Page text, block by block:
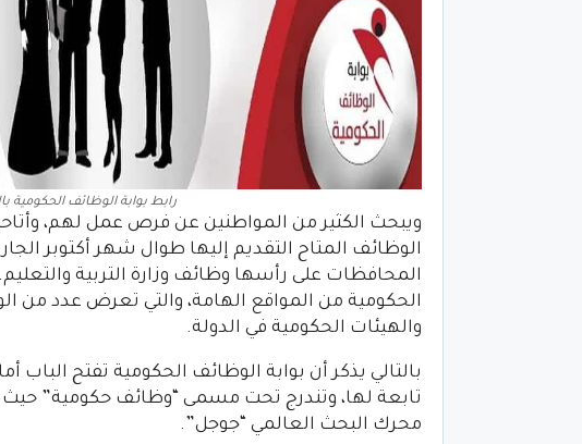
رابط بوابة الوظائف الحكومية
ويبحث الكثير من المواطنين عن فرص عمل لهم،
الحكومية من المواقع الهامة، والتي تعرض عدد من
والهيئات الحكومية في الدولة.
بالتالي يذكر أن بوابة الوظائف الحكومية تفتح
تابعة لها، وتندرج تحت مسمى “وظائف حكومية” حيث
محرك البحث العالمي “جوجل”.